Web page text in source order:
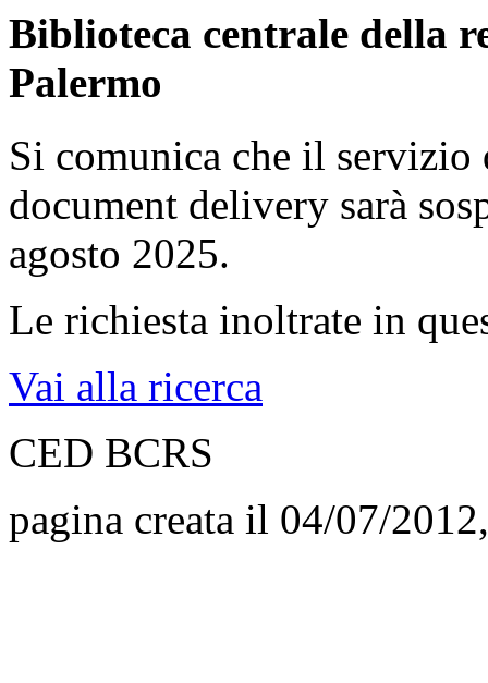
Biblioteca centrale della
Palermo
Si comunica che il
document delivery sarà
agosto 2025.
Le richiesta inoltrate in
Vai alla ricerca
CED BCRS
pagina creata il 04/07/